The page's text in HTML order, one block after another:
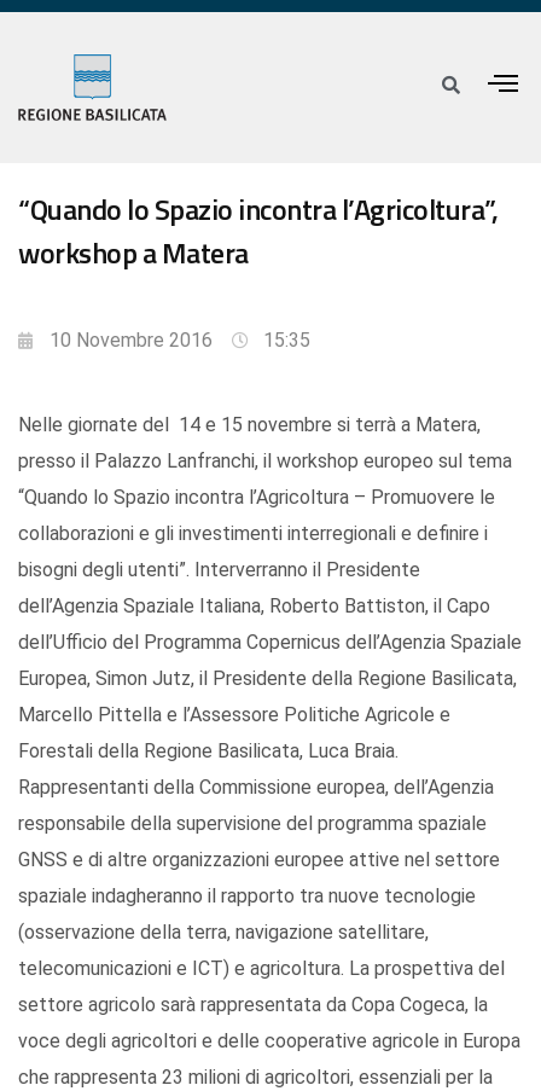
“Quando lo Spazio incontra l’Agricoltura”,
workshop a Matera
10 Novembre 2016 15:35
Nelle giornate del 14 e 15 novembre si terrà a Matera,
presso il Palazzo Lanfranchi, il workshop europeo sul tema
“Quando lo Spazio incontra l’Agricoltura – Promuovere le
collaborazioni e gli investimenti interregionali e definire i
bisogni degli utenti”. Interverranno il Presidente
dell’Agenzia Spaziale Italiana, Roberto Battiston, il Capo
dell’Ufficio del Programma Copernicus dell’Agenzia Spaziale
Europea, Simon Jutz, il Presidente della Regione Basilicata,
Marcello Pittella e l’Assessore Politiche Agricole e
Forestali della Regione Basilicata, Luca Braia.
Rappresentanti della Commissione europea, dell’Agenzia
responsabile della supervisione del programma spaziale
GNSS e di altre organizzazioni europee attive nel settore
spaziale indagheranno il rapporto tra nuove tecnologie
(osservazione della terra, navigazione satellitare,
telecomunicazioni e ICT) e agricoltura. La prospettiva del
settore agricolo sarà rappresentata da Copa Cogeca, la
voce degli agricoltori e delle cooperative agricole in Europa
che rappresenta 23 milioni di agricoltori, essenziali per la